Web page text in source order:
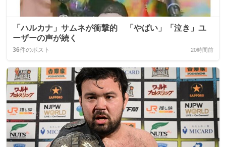
「ハルカナ」サムネが衝撃的 「やばい」「泣き」ユ
ーザーの声が続く
36件のポスト 20時間前